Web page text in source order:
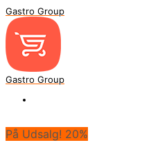
Gastro Group
Gastro Group
På Udsalg! 20%